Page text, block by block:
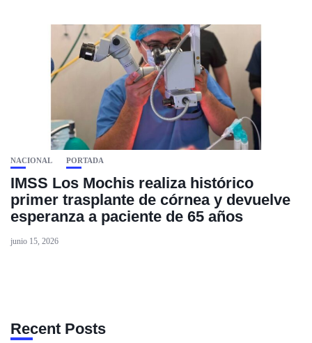
NACIONAL PORTADA
IMSS Los Mochis realiza histórico
primer trasplante de córnea y devuelve
esperanza a paciente de 65 años
junio 15, 2026
Recent Posts